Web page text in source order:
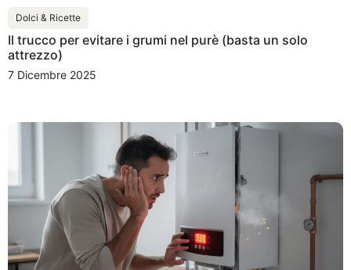
Dolci & Ricette
Il trucco per evitare i grumi nel purè (basta un solo
attrezzo)
7 Dicembre 2025